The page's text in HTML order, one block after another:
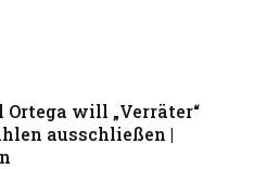
will „Verräter“
ausschließen |